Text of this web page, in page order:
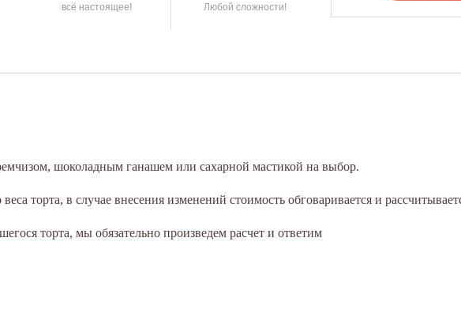
всё настоящее! Любой сложности!
шоколадным ганашем или сахарной мастикой на выбор.
торта, в случае внесения изменений стоимость обговаривается и
торта, мы обязательно произведем расчет и ответим